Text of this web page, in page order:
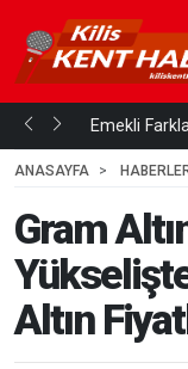
mi... Emekli
ANASAYFA
Gram
Altın